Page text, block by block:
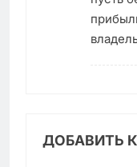
ДОБАВИТЬ